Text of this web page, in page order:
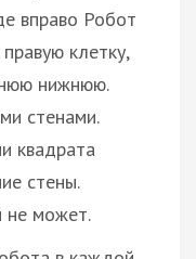
вправо Робот
клетку,
нижнюю.
стенами.
квадрата
стены.
не может.